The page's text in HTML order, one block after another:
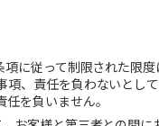
に従って制限された限
項、責任を負わないとし
を負いません。